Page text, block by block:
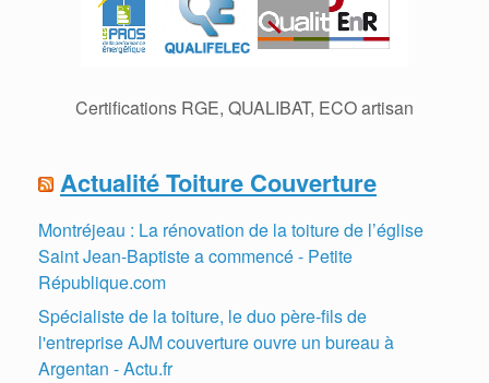
Certifications RGE, QUALIBAT, ECO artisan
Actualité Toiture Couverture
Montréjeau : La rénovation de la toiture de l’église
Saint Jean-Baptiste a commencé - Petite
République.com
Spécialiste de la toiture, le duo père-fils de
l'entreprise AJM couverture ouvre un bureau à
Argentan - Actu.fr